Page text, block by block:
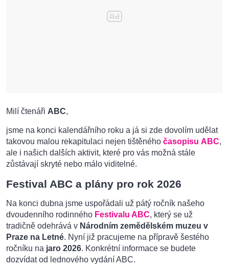
Milí čtenáři ABC,
jsme na konci kalendářního roku a já si zde dovolím udělat
takovou malou rekapitulaci nejen tištěného časopisu ABC,
ale i našich dalších aktivit, které pro vás možná stále
zůstávají skryté nebo málo viditelné.
Festival ABC a plány pro rok 2026
Na konci dubna jsme uspořádali už pátý ročník našeho
dvoudenního rodinného Festivalu ABC, který se už
tradičně odehrává v Národním zemědělském muzeu v
Praze na Letné. Nyní již pracujeme na přípravě šestého
ročníku na jaro 2026. Konkrétní informace se budete
dozvídat od lednového vydání ABC.